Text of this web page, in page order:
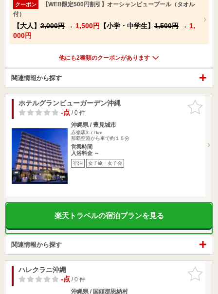
クーポン
【WEB限定500円割引】オーシャンビュープール（タオル
付）
【大人】 2,000円 → 1,500円 【小学・中学生】 1,500円 → 1,
000円
他にも2種類のクーポンがあります
関連情報から探す
お気に入
りに追加
ホテルグランビューガーデン沖縄
-点/ 0 件
沖縄県 / 豊見城市
赤嶺駅3.77km
那覇空港から車で約１５分
営業時間
入浴料金 ～
宿泊 女子旅・女子会
楽天トラベルの宿泊プランを見る
関連情報から探す
お気に入
りに追加
ハレクラニ沖縄
-点/ 0 件
沖縄県 / 国頭郡恩納村